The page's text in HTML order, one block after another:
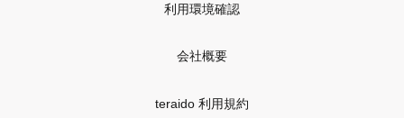
利用環境確認
会社概要
teraido 利用規約